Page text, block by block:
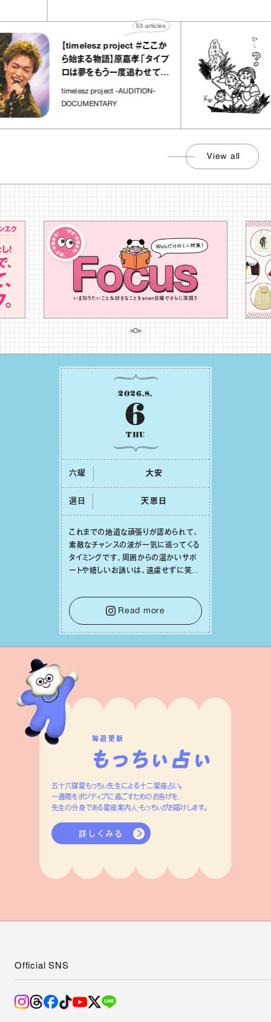
【timelesz project ＃ここか
ら始まる物語】原嘉孝「タイプ
ロは夢をもう一度追わせてく
れた場所」
timelesz project -AUDITION-
DOCUMENTARY
articles
View all
2026.8.
6
THU
六曜 ⼤安
選日 天恩⽇
これまでの地道な頑張りが認められて、
素敵なチャンスの波が⼀気に巡ってくる
タイミングです。周囲からの温かいサポ
ートや嬉しいお誘いは、遠慮せずに笑顔
せになっていくイメージを持って⼀歩を
踏み出して。⼀⼈⼀⼈の良いところが混
ざり合い、ハッピーな未来が形作られて
いきます。
Read more
毎週更新
五十六謀星もっちぃ先生による十二星座占い。
一週間をポジティブに過ごすためのお告げを、
先生の分身である星座案内人・もっちぃがお届けします。
詳しくみる
Official SNS